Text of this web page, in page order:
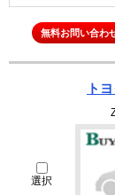
無料お問い合わ
ト
選択